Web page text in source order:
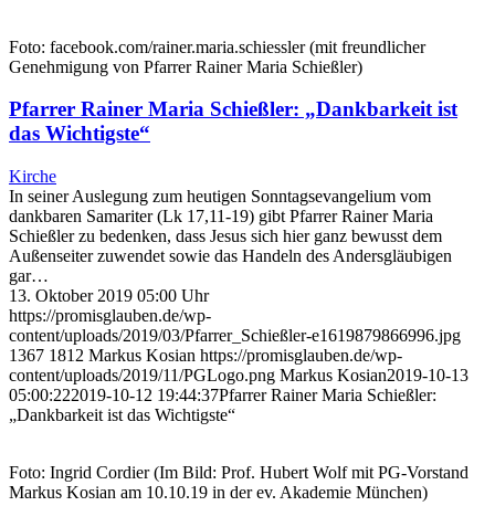
Foto: facebook.com/rainer.maria.schiessler (mit freundlicher
Genehmigung von Pfarrer Rainer Maria Schießler)
Pfarrer Rainer Maria Schießler: „Dankbarkeit ist
das Wichtigste“
Kirche
In seiner Auslegung zum heutigen Sonntagsevangelium vom
dankbaren Samariter (Lk 17,11-19) gibt Pfarrer Rainer Maria
Schießler zu bedenken, dass Jesus sich hier ganz bewusst dem
Außenseiter zuwendet sowie das Handeln des Andersgläubigen
gar…
13. Oktober 2019 05:00 Uhr
https://promisglauben.de/wp-
content/uploads/2019/03/Pfarrer_Schießler-e1619879866996.jpg
1367 1812 Markus Kosian https://promisglauben.de/wp-
content/uploads/2019/11/PGLogo.png Markus Kosian2019-10-13
05:00:222019-10-12 19:44:37Pfarrer Rainer Maria Schießler:
„Dankbarkeit ist das Wichtigste“
Foto: Ingrid Cordier (Im Bild: Prof. Hubert Wolf mit PG-Vorstand
Markus Kosian am 10.10.19 in der ev. Akademie München)